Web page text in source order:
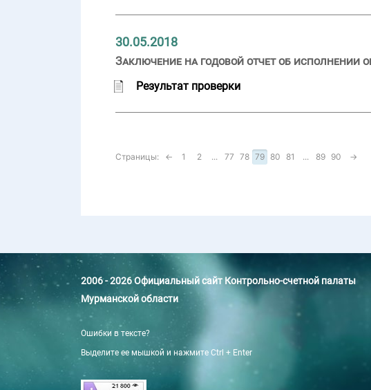
30.05.2018
Заключение на годовой отчет об исполнении
Результат проверки
Страницы: ← 1 2 ... 77 78 79 80 81 ... 89 90 →
2006 - 2026 Официальный сайт Контрольно-счетной палаты
Мурманской области
Ошибки в тексте?
Выделите ее мышкой и нажмите Ctrl + Enter